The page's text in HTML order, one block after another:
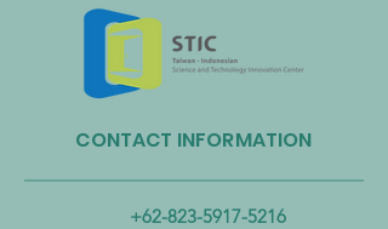
Taiwan Perkuat Kemitraan
Lintas Kementerian untuk
Mengatasi Pencemaran
CONTACT INFORMATION
+62-823-5917-5216